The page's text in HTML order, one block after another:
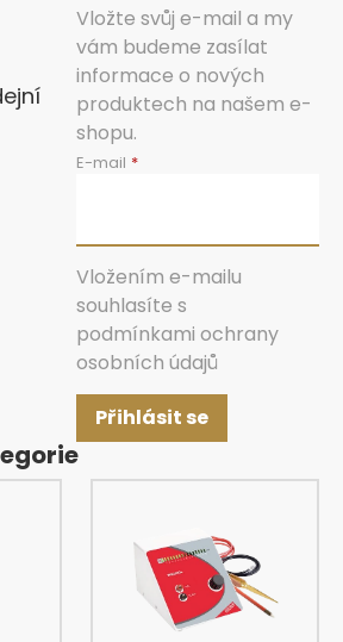
Vložte svůj e-mail a my
vám budeme zasílat
informace o nových
produktech na našem e-
shopu.
E-mail
Vložením e-mailu
souhlasíte s
podmínkami ochrany
osobních údajů
Přihlásit se